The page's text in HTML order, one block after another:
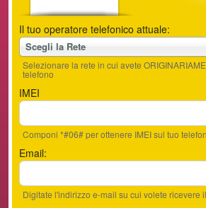
Il tuo operatore telefonico attuale:
Scegli la Rete
Selezionare la rete in cui avete
telefono
IMEI
Componi *#06# per ottenere IMEI sul tuo
Email:
Digitate l'indirizzo e-mail su cui volete ricevere